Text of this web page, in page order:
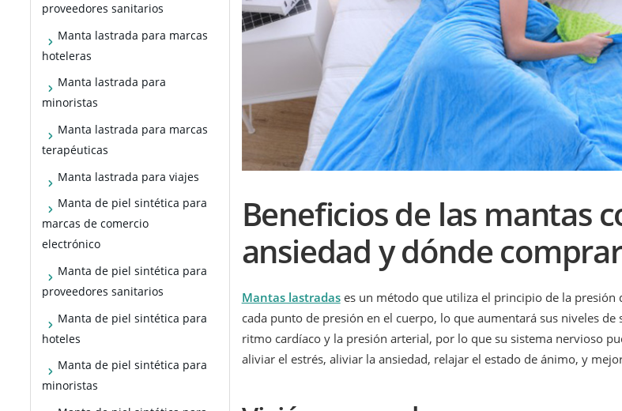
proveedores sanitarios
Manta lastrada para marcas
hoteleras
Manta lastrada para
minoristas
Manta lastrada para marcas
terapéuticas
Manta lastrada para viajes
Manta de piel sintética para
marcas de comercio
electrónico
Manta de piel sintética para
proveedores sanitarios
Manta de piel sintética para
hoteles
Manta de piel sintética para
minoristas
Beneficios de las mantas
ansiedad y dónde
Mantas lastradases un método que utiliza el principio de la
cada punto de presión en el cuerpo, lo que aumentará sus niveles
ritmo cardíaco y la presión arterial, por lo que su sistema nervioso
aliviar el estrés, aliviar la ansiedad, relajar el estado de ánimo, y